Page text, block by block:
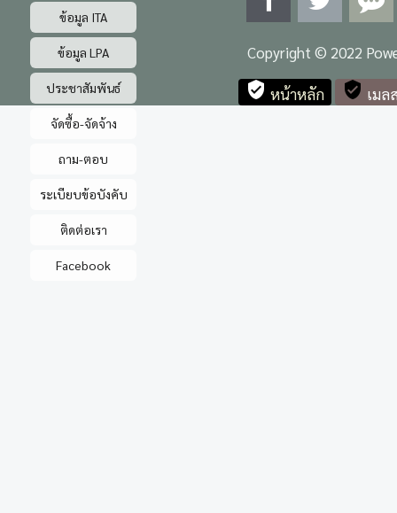
Copyright © 2022
verified_user หน้าหลัก verified_user เมล
ข้อมูล ITA
ข้อมูล LPA
ประชาสัมพันธ์
จัดซื้อ-จัดจ้าง
ถาม-ตอบ
ระเบียบข้อบังคับ
ติดต่อเรา
Facebook